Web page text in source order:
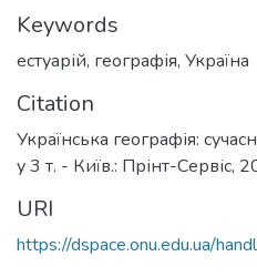
Keywords
естуарій, географія, Україна
Citation
Українська географія:
у 3 т. - Київ.: Прінт-Сервіс,
URI
https://dspace.onu.edu.ua/